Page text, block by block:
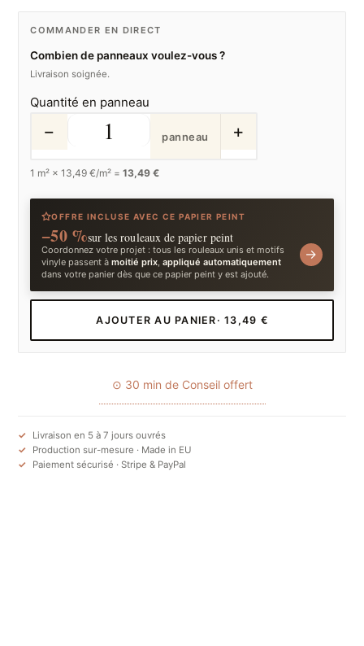
COMMANDER EN DIRECT
Combien de panneaux voulez-vous ?
Livraison soignée.
Quantité en panneau
− panneau +
1 m² ×13,49 €/m² =13,49 €
OFFRE INCLUSE AVEC CE PAPIER PEINT
−50 %sur les rouleaux de papier peint
Coordonnez votre projet : tous les rouleaux unis et motifs
vinyle passent àmoitié prix,appliqué automatiquement
dans votre panier dès que ce papier peint y est ajouté.
→
AJOUTER AU PANIER · 13,49 €
⊙ 30 min de Conseil offert
Livraison en 5 à 7 jours ouvrés
Production sur-mesure · Made in EU
Paiement sécurisé · Stripe & PayPal